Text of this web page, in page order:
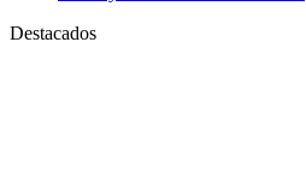
Destacados